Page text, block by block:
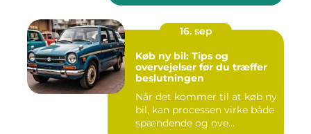
16. sep
Køb ny bil: Tips og
overvejelser før du træffer
beslutningen
Når det kommer til at køb ny
bil, kan processen virke både
spændende og ove...